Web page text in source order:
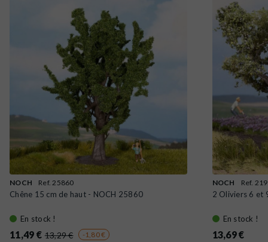
NOCH Ref. 25860
Chêne 15 cm de haut - NOCH 25860
En stock !
11,49 € 13,29 € -1,80 €
NOCH Ref.
2 Oliviers 6 et
En stock !
13,69 €